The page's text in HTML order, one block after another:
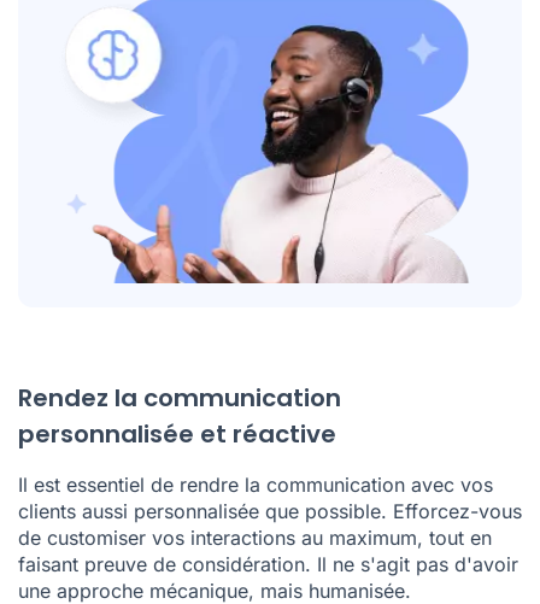
Rendez la communication
personnalisée et réactive
Il est essentiel de rendre la communication avec vos
clients aussi personnalisée que possible. Efforcez-vous
de customiser vos interactions au maximum, tout en
faisant preuve de considération. Il ne s'agit pas d'avoir
une approche mécanique, mais humanisée.